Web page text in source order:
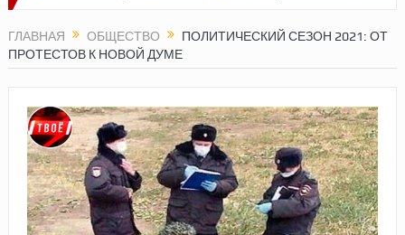
ГЛАВНАЯ ОБЩЕСТВО
ПОЛИТИЧЕСКИЙ СЕЗОН 2021: ОТ
ПРОТЕСТОВ К НОВОЙ ДУМЕ